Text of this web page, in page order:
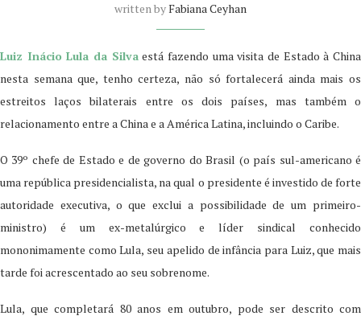
written byFabiana Ceyhan
Luiz Inácio Lula da Silvaestá fazendo uma visita de Estado à China
nesta semana que, tenho certeza, não só fortalecerá ainda mais os
estreitos laços bilaterais entre os dois países, mas também o
relacionamento entre a China e a América Latina, incluindo o Caribe.
O 39º chefe de Estado e de governo do Brasil (o país sul-americano é
uma república presidencialista, na qual o presidente é investido de forte
autoridade executiva, o que exclui a possibilidade de um primeiro-
ministro) é um ex-metalúrgico e líder sindical conhecido
mononimamente como Lula, seu apelido de infância para Luiz, que mais
tarde foi acrescentado ao seu sobrenome.
Lula, que completará 80 anos em outubro, pode ser descrito com